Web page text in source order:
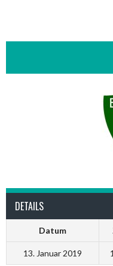
DETAILS
Datum
13. Januar 2019